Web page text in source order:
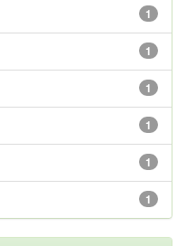
1
1
1
1
1
1